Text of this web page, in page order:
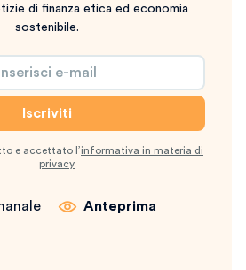
di finanza etica ed economia
sostenibile.
e accettato l’informativa in materia di
privacy
Anteprima